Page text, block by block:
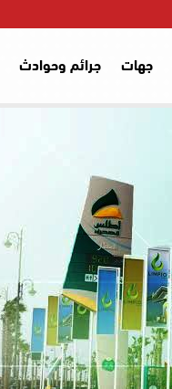
جهات جرائم وحوادث